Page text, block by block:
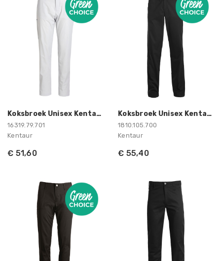
Koksbroek Unisex Kentaur
16319.79.701
Kentaur
€ 51,60
Koksbroek Unisex Kentaur
1810.105.700
Kentaur
€ 55,40